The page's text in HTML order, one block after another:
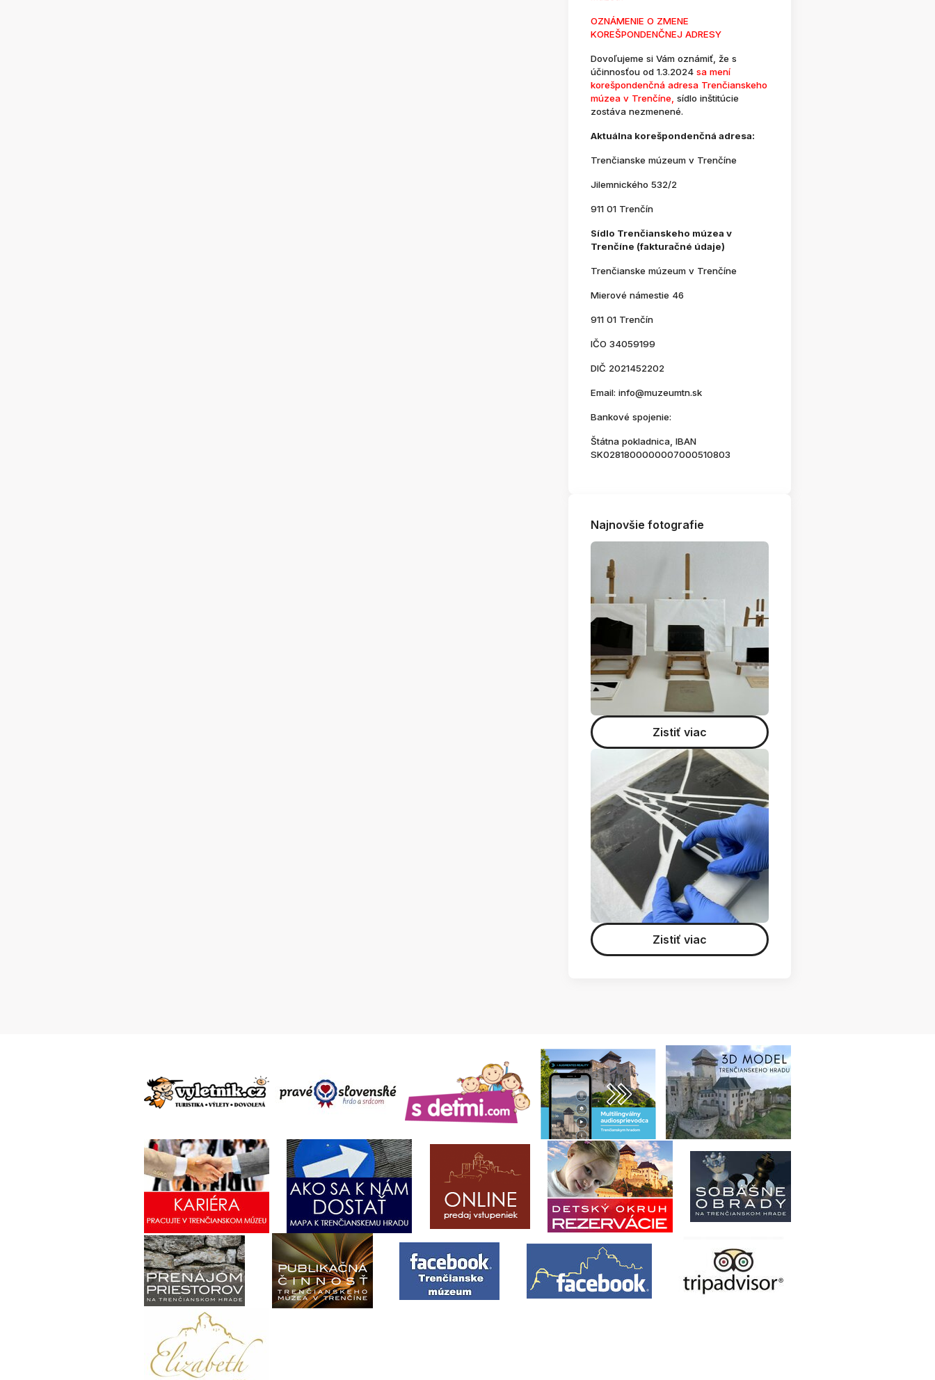
OZNÁMENIE O ZMENE
KOREŠPONDENČNEJ ADRESY
Dovoľujeme si Vám oznámiť, že s
účinnosťou od 1.3.2024 sa mení
korešpondenčná adresa Trenčianskeho
múzea v Trenčíne, sídlo inštitúcie
zostáva nezmenené.
Aktuálna korešpondenčná adresa:
Trenčianske múzeum v Trenčíne
Jilemnického 532/2
911 01 Trenčín
Sídlo Trenčianskeho múzea v
Trenčíne (fakturačné údaje)
Trenčianske múzeum v Trenčíne
Mierové námestie 46
911 01 Trenčín
IČO 34059199
DIČ 2021452202
Email: info@muzeumtn.sk
Bankové spojenie:
Štátna pokladnica, IBAN
SK0281800000007000510803
Najnovšie fotografie
Zistiť viac
Zistiť viac